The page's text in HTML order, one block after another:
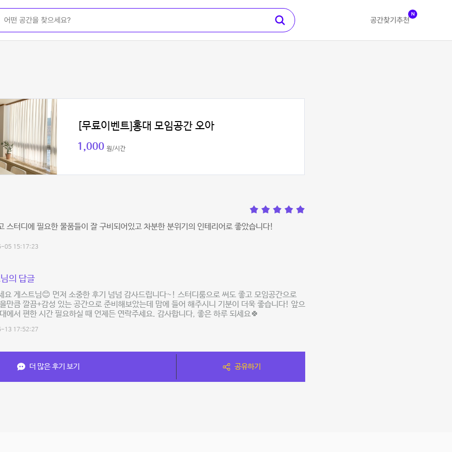
공간찾기 추천
N
[무료이벤트]홍대 모임공간 오아
1,000 원/시간
스터디에 필요한 물품들이 잘 구비되어있고 차분한 분위기의 인테리어로 좋았습니다!
05 15:17:23
의 답글
요 게스트님😊 먼저 소중한 후기 넘넘 감사드립니다~! 스터디룸으로 써도 좋고 모임공간으로
만큼 깔끔+감성 있는 공간으로 준비해보았는데 맘에 들어 해주시니 기분이 더욱 좋습니다! 앞으
에서 편한 시간 필요하실 때 언제든 연락주세요. 감사합니다, 좋은 하루 되세요🍀
13 17:52:27
더 많은 후기 보기 공유하기